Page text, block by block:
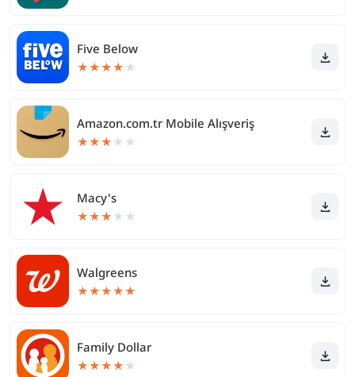
Five Below
★★★★ ★
Amazon.com.tr Mobile Alışveriş
★★★ ★ ★
Macy's
★★★ ★ ★
Walgreens
★★★★★
Family Dollar
★★★★ ★